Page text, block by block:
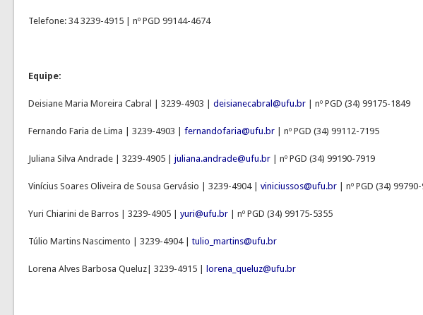
Telefone: 34 3239-4915 | nº PGD 99144-4674
Equipe:
Deisiane Maria Moreira Cabral | 3239-4903 |deisianecabral@ufu.br | nº PGD(34) 99175-1849
Fernando Faria de Lima | 3239-4903 |fernandofaria@ufu.br | nº PGD(34) 99112-7195
Juliana Silva Andrade | 3239-4905 |juliana.andrade@ufu.br | nº PGD(34) 99190-7919
Vinícius Soares Oliveira de Sousa Gervásio | 3239-4904 |viniciussos@ufu.br | nº PGD(34)
Yuri Chiarini de Barros | 3239-4905 |yuri@ufu.br | nº PGD(34) 99175-5355
Túlio Martins Nascimento | 3239-4904 |tulio_martins@ufu.br
Lorena Alves Barbosa Queluz| 3239-4915 | lorena_queluz@ufu.br